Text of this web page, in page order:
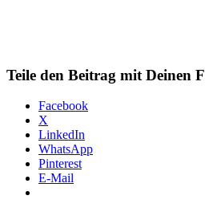
Teile den Beitrag mit Deinen
Facebook
X
LinkedIn
WhatsApp
Pinterest
E-Mail